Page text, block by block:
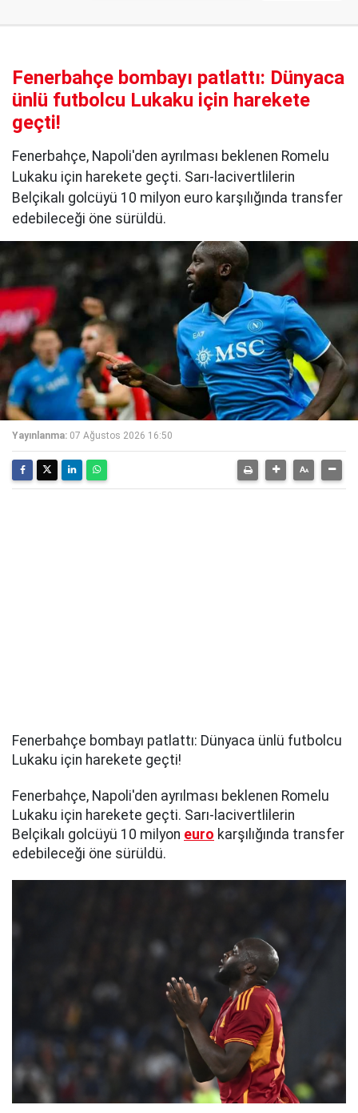
Fenerbahçe bombayı patlattı: Dünyaca
ünlü futbolcu Lukaku için harekete
geçti!
Fenerbahçe, Napoli'den ayrılması beklenen Romelu
Lukaku için harekete geçti. Sarı-lacivertlilerin
Belçikalı golcüyü 10 milyon euro karşılığında transfer
edebileceği öne sürüldü.
Yayınlanma: 07 Ağustos 2026 16:50
Fenerbahçe bombayı patlattı: Dünyaca ünlü futbolcu
Lukaku için harekete geçti!
Fenerbahçe, Napoli'den ayrılması beklenen Romelu
Lukaku için harekete geçti. Sarı-lacivertlilerin
Belçikalı golcüyü 10 milyon euro karşılığında transfer
edebileceği öne sürüldü.